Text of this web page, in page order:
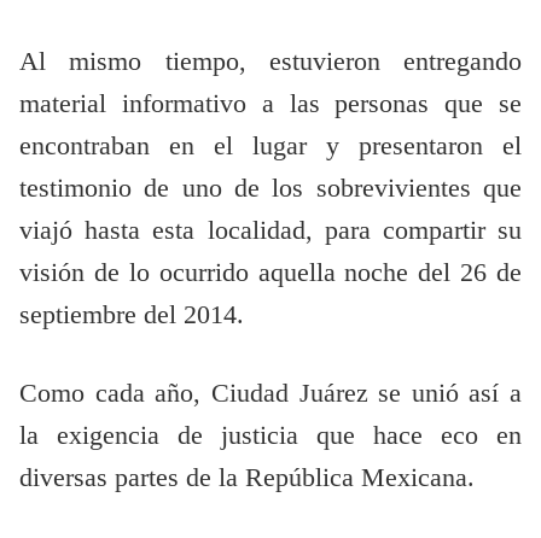
Al mismo tiempo, estuvieron entregando
material informativo a las personas que se
encontraban en el lugar y presentaron el
testimonio de uno de los sobrevivientes que
viajó hasta esta localidad, para compartir su
visión de lo ocurrido aquella noche del 26 de
septiembre del 2014.
Como cada año, Ciudad Juárez se unió así a
la exigencia de justicia que hace eco en
diversas partes de la República Mexicana.